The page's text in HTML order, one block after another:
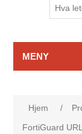
MENY
Hjem /
FortiGuard